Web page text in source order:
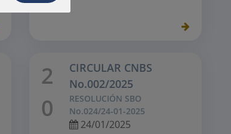
2
0
CIRCULAR CNBS
No.002/2025
RESOLUCIÓN SBO
No.024/24-01-2025
24/01/2025